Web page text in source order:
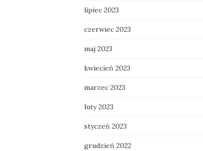
lipiec 2023
czerwiec 2023
maj 2023
kwiecień 2023
marzec 2023
luty 2023
styczeń 2023
grudzień 2022